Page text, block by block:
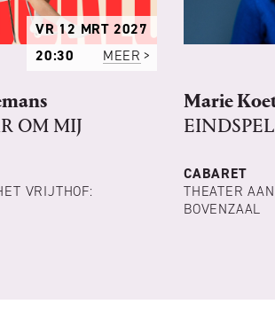
VR 12 MRT 2027
20:30
MEER
OM MIJ
VRIJTHOF:
Marie
EINDSPEL
CABARET
THEATER
BOVENZAAL